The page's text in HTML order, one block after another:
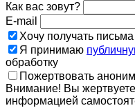
Как вас зовут?
E-mail
Хочу получать
Я принимаю
обработку
Пожертвовать
Внимание! Вы
информацией